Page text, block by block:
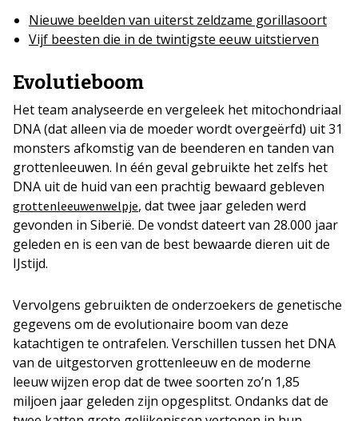
Nieuwe beelden van uiterst zeldzame gorillasoort
Vijf beesten die in de twintigste eeuw uitstierven
Evolutieboom
Het team analyseerde en vergeleek het mitochondriaal
DNA (dat alleen via de moeder wordt overgeërfd) uit 31
monsters afkomstig van de beenderen en tanden van
grottenleeuwen. In één geval gebruikte het zelfs het
DNA uit de huid van een prachtig bewaard gebleven
grottenleeuwenwelpje, dat twee jaar geleden werd
gevonden in Siberië. De vondst dateert van 28.000 jaar
geleden en is een van de best bewaarde dieren uit de
IJstijd.
Vervolgens gebruikten de onderzoekers de genetische
gegevens om de evolutionaire boom van deze
katachtigen te ontrafelen. Verschillen tussen het DNA
van de uitgestorven grottenleeuw en de moderne
leeuw wijzen erop dat de twee soorten zo’n 1,85
miljoen jaar geleden zijn opgesplitst. Ondanks dat de